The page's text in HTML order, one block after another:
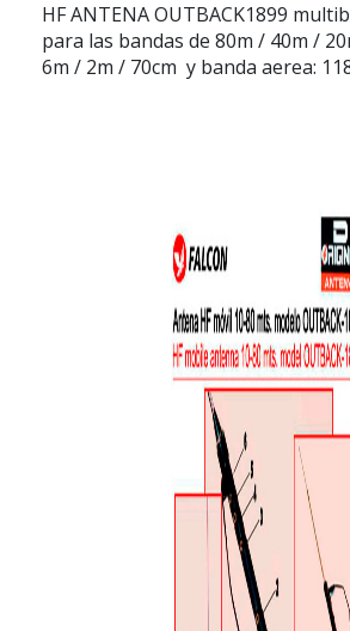
HF ANTENA OUTBACK1899
para las bandas de 80m / 40m /
6m / 2m / 70cm y banda aerea: